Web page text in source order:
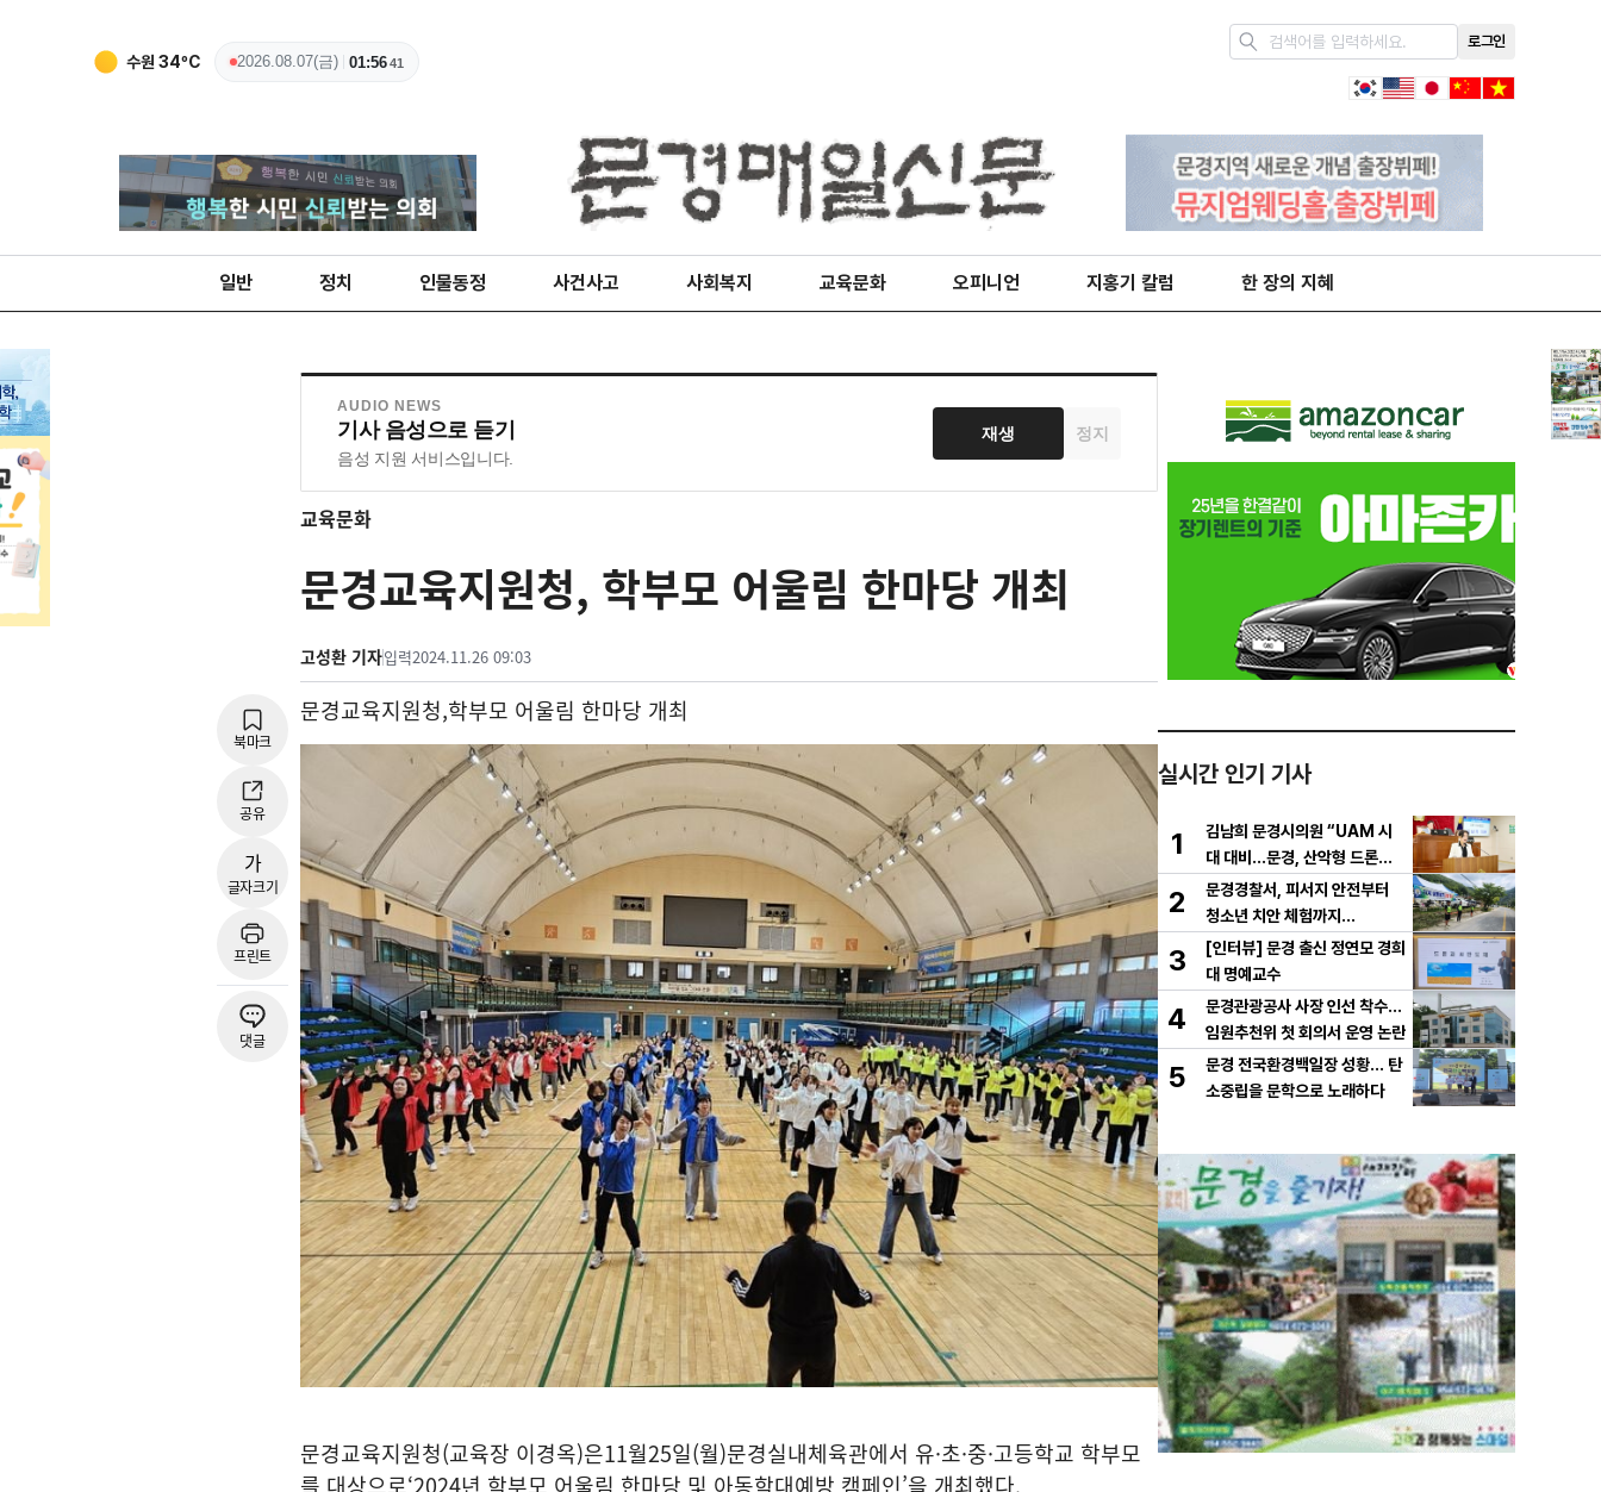
수원 34ºC 2026.08.07(금) 01:5642
로그인
일반 정치 인물동정 사건사고 사회복지 교육문화 오피니언 지홍기 칼럼 한 장의 지혜
AUDIO NEWS
기사 음성으로 듣기
음성 지원 서비스입니다.
재생 정지
교육문화
문경교육지원청, 학부모 어울림 한마당 개최
고성환 기자입력2024.11.26 09:03
북마크
공유
가
글자크기
프린트
댓글
문경교육지원청,학부모 어울림 한마당 개최
문경교육지원청(교육장 이경옥)은11월25일(월)문경실내체육관에서 유·초·중·고등학교 학부모
를 대상으로‘2024년 학부모 어울림 한마당 및 아동학대예방 캠페인’을 개최했다.
실시간 인기 기사
1
김남희 문경시의원 “UAM 시
대 대비…문경, 산악형 드론산
업 중심도시로 도약해야”
2
문경경찰서, 피서지 안전부터
청소년 치안 체험까지…
3
[인터뷰] 문경 출신 정연모 경희
대 명예교수
4
문경관광공사 사장 인선 착수…
임원추천위 첫 회의서 운영 논란
5
문경 전국환경백일장 성황… 탄
소중립을 문학으로 노래하다